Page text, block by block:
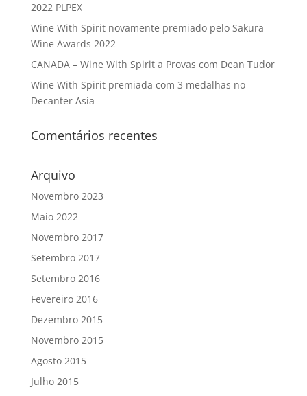
2022 PLPEX
Wine With Spirit novamente premiado pelo Sakura
Wine Awards 2022
CANADA – Wine With Spirit a Provas com Dean Tudor
Wine With Spirit premiada com 3 medalhas no
Decanter Asia
Comentários recentes
Arquivo
Novembro 2023
Maio 2022
Novembro 2017
Setembro 2017
Setembro 2016
Fevereiro 2016
Dezembro 2015
Novembro 2015
Agosto 2015
Julho 2015